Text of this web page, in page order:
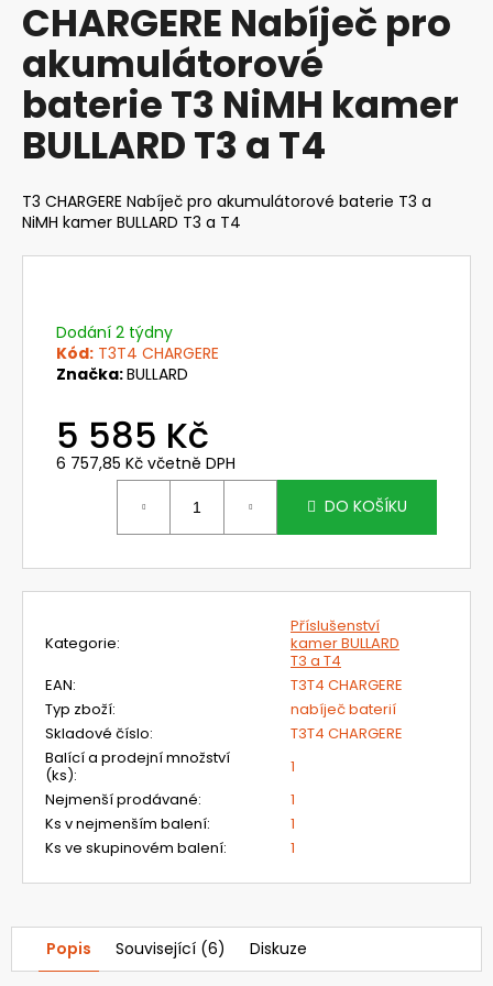
produktu
je
z
5
hvězdiček.
CHARGERE Nabíječ pro
akumulátorové
baterie T3 NiMH kamer
BULLARD T3 a T4
T3 CHARGERE Nabíječ pro akumulátorové baterie T3 a
NiMH kamer BULLARD T3 a T4
Dodání 2 týdny
Kód: T3T4 CHARGERE
Značka:BULLARD
5 585 Kč
6 757,85 Kč včetně DPH
DO KOŠÍKU
Kategorie:
Příslušenství
kamer BULLARD
T3 a T4
EAN:
T3T4 CHARGERE
Typ zboží:
nabíječ baterií
Skladové číslo:
T3T4 CHARGERE
Balící a prodejní množství
(ks):
1
Nejmenší prodávané:
1
Ks v nejmenším balení:
1
Ks ve skupinovém balení: 1
Popis Související (6) Diskuze
a
j
í
t
?
HLEDAT
e
m
720300.58
UNIMASK
LEHKÝ
UNIVERZÁLNÍ
OBLIČEJOVÝ
ŠTÍT
NEOPRENOVÝM
OBLIČEJOVÝM
A
TI
BODOVÝM
PÁSKEM